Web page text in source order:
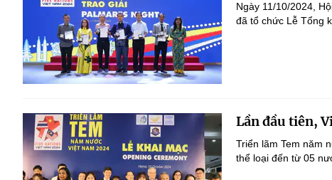
Ngày 11/10/2024,
đã tổ chức Lễ Tổng
Lần đầu tiên,
Triển lãm Tem năm
thể loại đến từ 05